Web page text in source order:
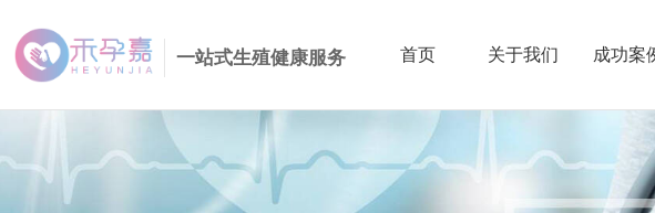
一站式生殖健康服务 首页 关于我们 成功案